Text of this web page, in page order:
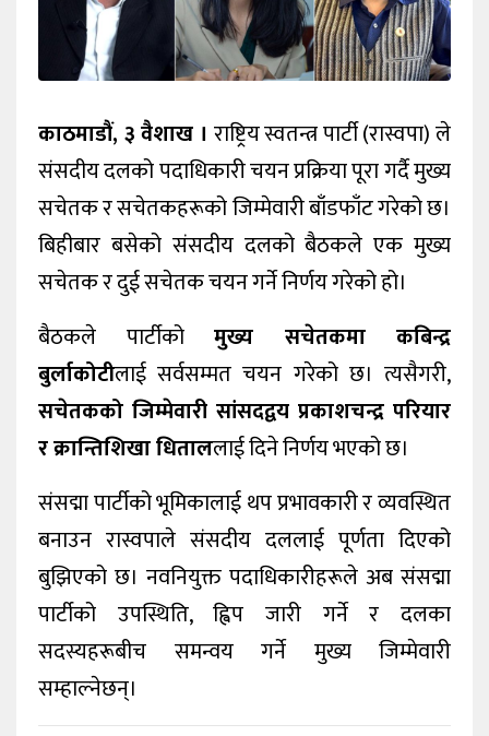
काठमाडौं, ३ वैशाख । राष्ट्रिय स्वतन्त्र पार्टी (रास्वपा) ले
संसदीय दलको पदाधिकारी चयन प्रक्रिया पूरा गर्दै मुख्य
सचेतक र सचेतकहरूको जिम्मेवारी बाँडफाँट गरेको छ।
बिहीबार बसेको संसदीय दलको बैठकले एक मुख्य
सचेतक र दुई सचेतक चयन गर्ने निर्णय गरेको हो।
बैठकले पार्टीको मुख्य सचेतकमा कबिन्द्र
बुर्लाकोटीलाई सर्वसम्मत चयन गरेको छ। त्यसैगरी,
सचेतकको जिम्मेवारी सांसदद्वय प्रकाशचन्द्र परियार
र क्रान्तिशिखा धिताललाई दिने निर्णय भएको छ।
संसद्मा पार्टीको भूमिकालाई थप प्रभावकारी र व्यवस्थित
बनाउन रास्वपाले संसदीय दललाई पूर्णता दिएको
बुझिएको छ। नवनियुक्त पदाधिकारीहरूले अब संसद्मा
पार्टीको उपस्थिति, ह्विप जारी गर्ने र दलका
सदस्यहरूबीच समन्वय गर्ने मुख्य जिम्मेवारी
सम्हाल्नेछन्।